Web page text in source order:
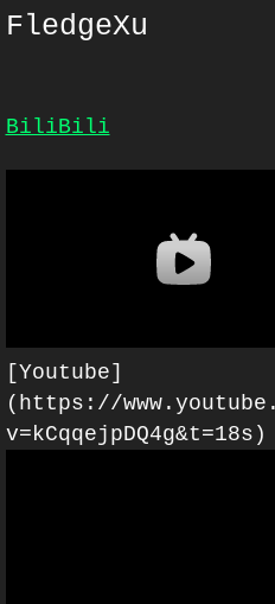
FledgeXu
BiliBili
[Youtube]
(https://
v=kCqqejpDQ4g&t=18s)